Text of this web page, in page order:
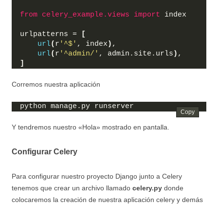
from celery_example.views import index
urlpatterns =
[
url( r '^$' , index ) ,
url( r '^admin/' , admin.site.urls ) ,
]
Corremos nuestra aplicación
python manage.py runserver
Y tendremos nuestro «Hola» mostrado en pantalla.
Configurar Celery
Para configurar nuestro proyecto Django junto a Celery
tenemos que crear un archivo llamado celery.py donde
colocaremos la creación de nuestra aplicación celery y demás